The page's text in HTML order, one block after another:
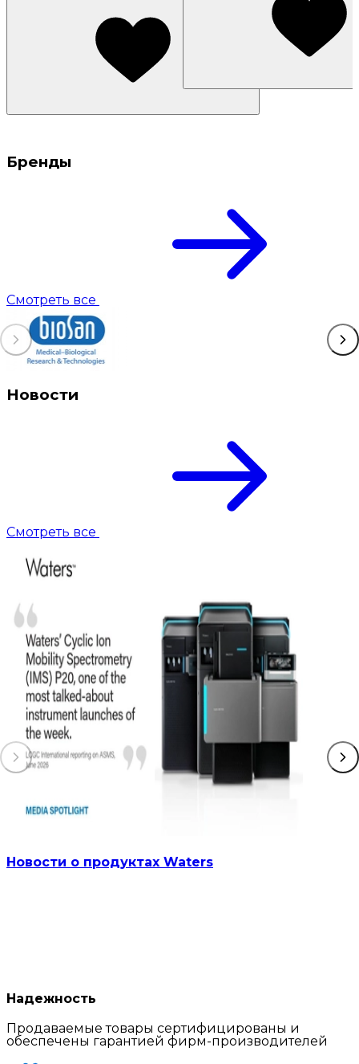
Бренды
Смотреть все
Новости
Смотреть все
Новости о продуктах Waters
Надежность
Продаваемые товары сертифицированы и
обеспечены гарантией фирм-производителей